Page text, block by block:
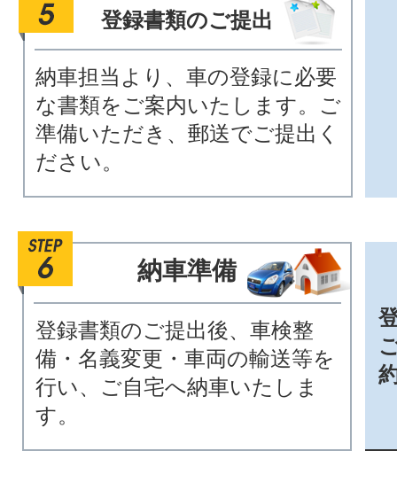
登録書類のご提出
納車担当より、車の登録に必要
な書類をご案内いたします。ご
準備いただき、郵送でご提出く
ださい。
納車準備
登録書類のご提出後、車検整
備・名義変更・車両の輸送等を
行い、ご自宅へ納車いたしま
す。